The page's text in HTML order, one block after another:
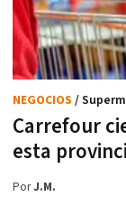
Carrefour
esta
NEGOCIOS /
PorJ.M.